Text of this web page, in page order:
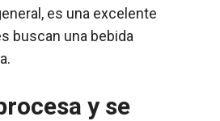
es una excelente
buscan una bebida
y se